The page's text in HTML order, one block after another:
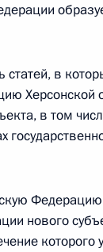
в
области»
о
в
в
Херсонской
в том
нового
которого